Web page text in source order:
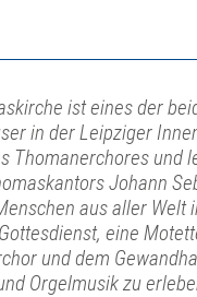
ist eines der
in der Leipziger
Thomanerchores und
Johann
aus aller Welt
eine
und dem
Orgelmusik zu